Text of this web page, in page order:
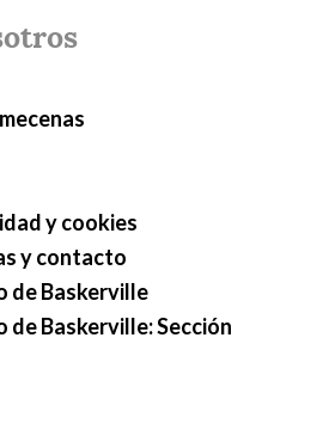
y cookies
y contacto
de Baskerville
de Baskerville: Sección